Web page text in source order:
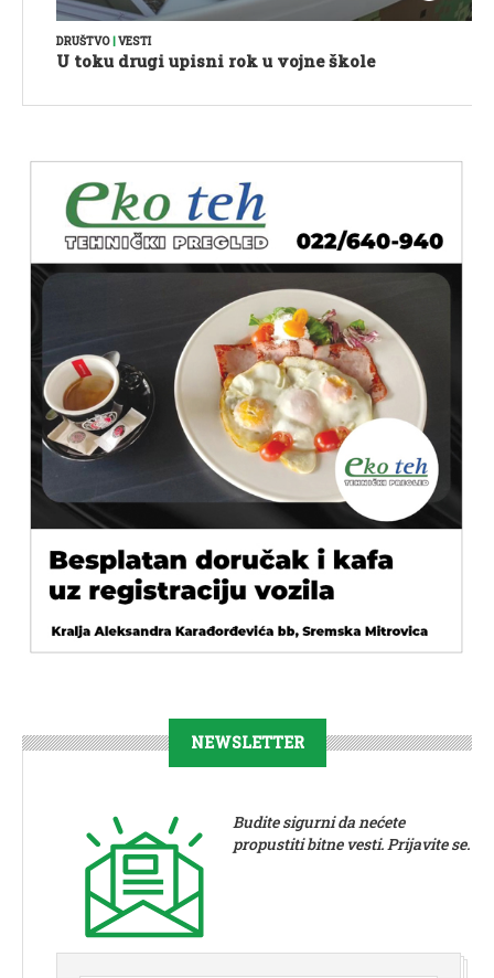
DRUŠTVO|VESTI
U toku drugi upisni rok u vojne škole
NEWSLETTER
Budite sigurni da nećete
propustiti bitne vesti. Prijavite se.